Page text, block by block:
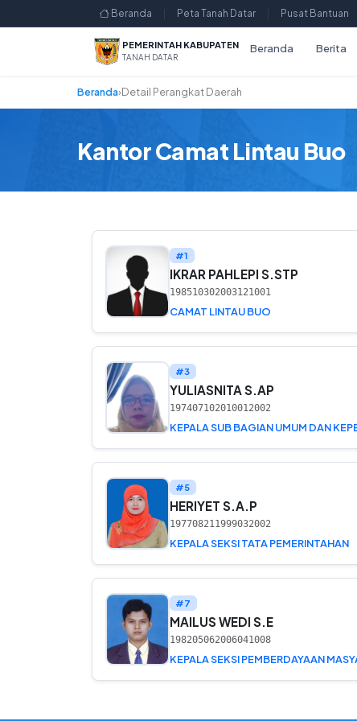
Beranda Peta Tanah Datar Pusat Bantuan
PEMERINTAH KABUPATEN
TANAH DATAR
Beranda Berita
Beranda›Detail Perangkat Daerah
Kantor Camat Lintau Buo
#1
IKRAR PAHLEPI S.STP
198510302003121001
CAMAT LINTAU BUO
#3
YULIASNITA S.AP
197407102010012002
#5
HERIYET S.A.P
197708211999032002
KEPALA SEKSI TATA PEMERINTAHAN
#7
MAILUS WEDI S.E
198205062006041008